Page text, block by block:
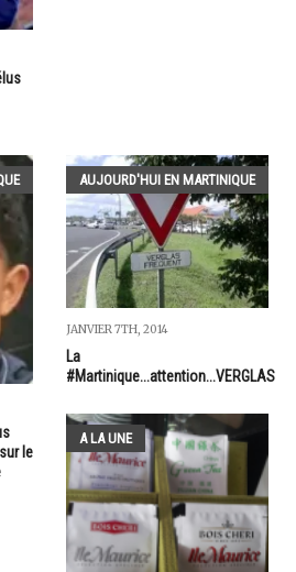
le
AUJOURD'HUI EN MARTINIQUE
JANVIER 7TH, 2014
La
#Martinique...attention...VERGLAS
A LA UNE